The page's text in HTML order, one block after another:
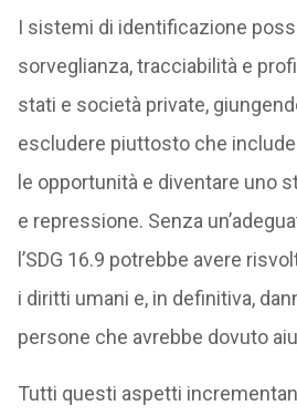
I sistemi di identificazione
sorveglianza, tracciabilità e
stati e società private,
escludere piuttosto che
le opportunità e diventare uno
e repressione. Senza
l’SDG 16.9 potrebbe avere
i diritti umani e, in definitiva,
persone che avrebbe dovuto
Tutti questi aspetti